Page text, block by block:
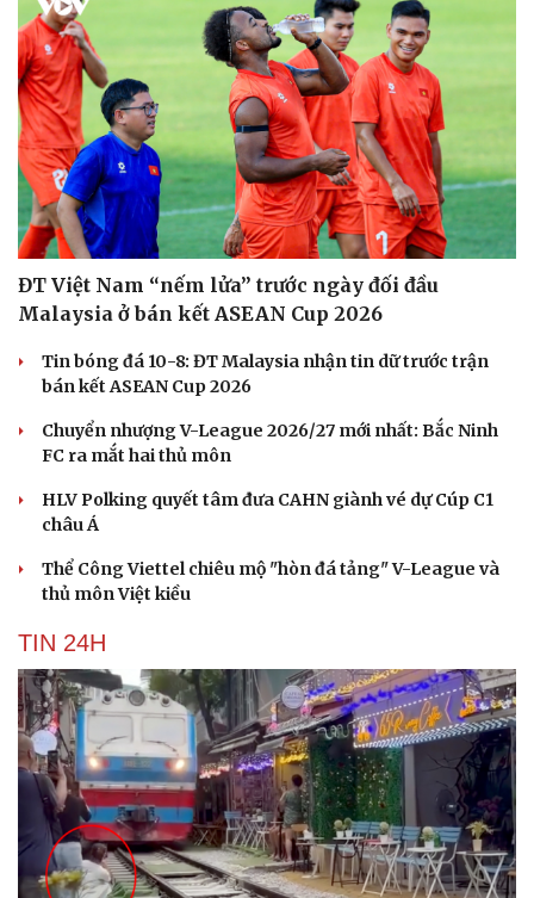
ĐT Việt Nam “nếm lửa” trước ngày đối đầu
Malaysia ở bán kết ASEAN Cup 2026
Tin bóng đá 10-8: ĐT Malaysia nhận tin dữ trước trận
bán kết ASEAN Cup 2026
Chuyển nhượng V-League 2026/27 mới nhất: Bắc Ninh
FC ra mắt hai thủ môn
HLV Polking quyết tâm đưa CAHN giành vé dự Cúp C1
châu Á
Thể Công Viettel chiêu mộ "hòn đá tảng" V-League và
thủ môn Việt kiều
TIN 24H